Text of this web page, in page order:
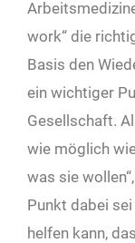
work“ die
Basis den
ein wichtiger
Gesellschaft.
wie möglich
was sie
Punkt dabei
helfen kann,